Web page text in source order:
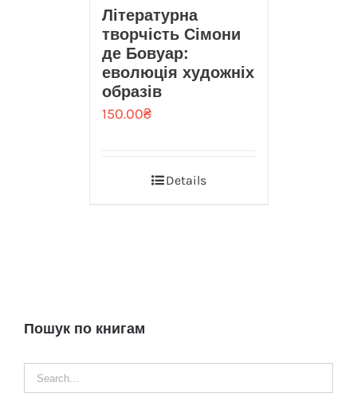
Літературна
творчість Сімони
де Бовуар:
еволюція художніх
образів
150.00₴
Details
Пошук по книгам